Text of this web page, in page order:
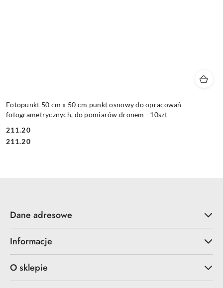
Fotopunkt 50 cm x 50 cm punkt osnowy do opracowań
fotogrametrycznych, do pomiarów dronem - 10szt
Cena:
211.20
Cena:
211.20
Dane adresowe
Informacje
O sklepie